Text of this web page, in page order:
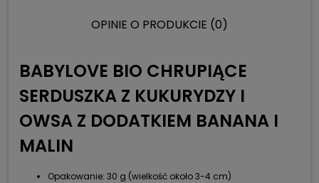
OPINIE O PRODUKCIE (0)
BABYLOVE BIO CHRUPIĄCE
SERDUSZKA Z KUKURYDZY I
OWSA Z DODATKIEM BANANA I
MALIN
Opakowanie: 30 g (wielkość około 3-4 cm)